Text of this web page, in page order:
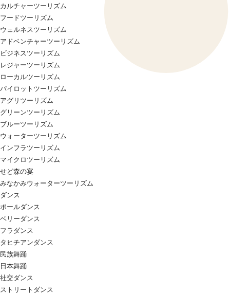
カルチャーツーリズム
フードツーリズム
ウェルネスツーリズム
アドベンチャーツーリズム
ビジネスツーリズム
レジャーツーリズム
ローカルツーリズム
パイロットツーリズム
アグリツーリズム
グリーンツーリズム
ブルーツーリズム
ウォーターツーリズム
インフラツーリズム
マイクロツーリズム
せど森の宴
みなかみウォーターツーリズム
ダンス
ポールダンス
ベリーダンス
フラダンス
タヒチアンダンス
民族舞踊
日本舞踊
社交ダンス
ストリートダンス